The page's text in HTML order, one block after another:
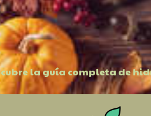
la guía completa de